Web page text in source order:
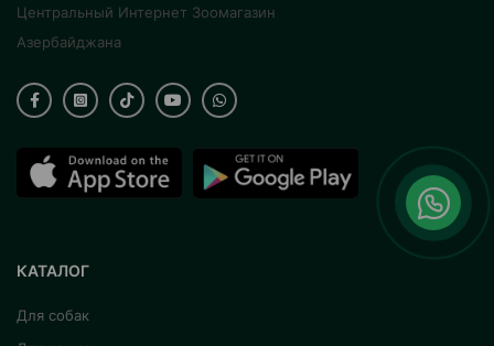
Центральный Интернет Зоомагазин
Азербайджана
КАТАЛОГ
Для собак